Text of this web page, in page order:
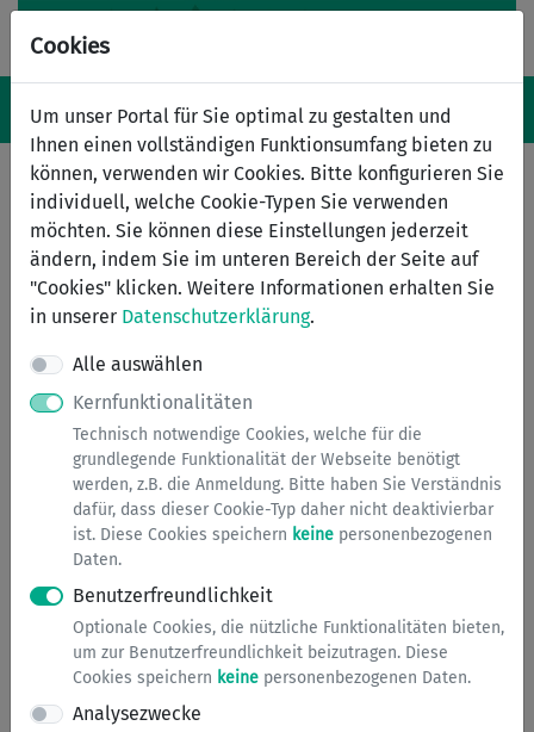
Cookies
Um unser Portal für Sie optimal zu gestalten und
Ihnen einen vollständigen Funktionsumfang bieten zu
können, verwenden wir Cookies. Bitte konfigurieren Sie
individuell, welche Cookie-Typen Sie verwenden
möchten. Sie können diese Einstellungen jederzeit
ändern, indem Sie im unteren Bereich der Seite auf
"Cookies" klicken. Weitere Informationen erhalten Sie
in unserer Datenschutzerklärung.
Alle auswählen
Kernfunktionalitäten
Technisch notwendige Cookies, welche für die
grundlegende Funktionalität der Webseite benötigt
werden, z.B. die Anmeldung. Bitte haben Sie Verständnis
dafür, dass dieser Cookie-Typ daher nicht deaktivierbar
ist. Diese Cookies speichern keine personenbezogenen
Daten.
Benutzerfreundlichkeit
Optionale Cookies, die nützliche Funktionalitäten bieten,
um zur Benutzerfreundlichkeit beizutragen. Diese
Cookies speichern keine personenbezogenen Daten.
Analysezwecke
Navigation ein-/ausblenden
Menü
Vergnügungssteuer
Der Besteuerung durch Vergnügungssteuer unterliegen
u.a. nachfolgende Veranstaltungen in der Stadt:
in Spielclubs, Spielkasinos und ähnlichen
Einrichtungen,
Betreiben von Musik-, Spiel-, Geschicklichkeits-,
Unterhaltungs- oder ähnlichen -apparaten
Striptease- Vorführungen und Darbietungen
ähnlicher Art.
Kosten
Notwendige Unterlagen